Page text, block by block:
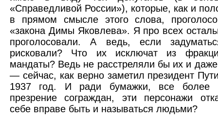
«Справедливой России»), которые, как и
в прямом смысле этого слова,
«закона Димы Яковлева». Я про всех
проголосовали. А ведь, если
рисковали? Что их исключат из
мандаты? Ведь не расстреляли бы их и
— сейчас, как верно заметил президент
1937 год. И ради бумажки, все более
презрение сограждан, эти персонажи
себе вправе быть и называться людьми?